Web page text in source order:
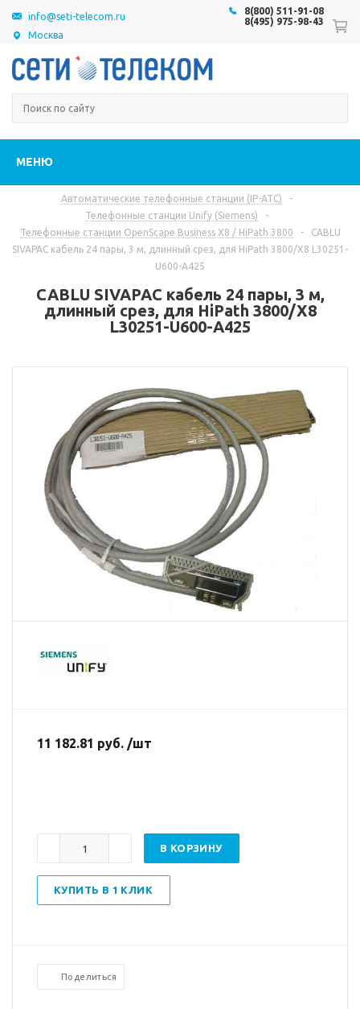
Москва
8(800) 511-91-08
8(495) 975-98-43
info@seti-telecom.ru
МЕНЮ
Автоматические телефонные станции (IP-АТС)
-
Телефонные станции Unify (Siemens)
-
Телефонные станции OpenScape Business X8 / HiPath 3800
-
CABLU
SIVAPAC кабель 24 пары, 3 м, длинный срез, для HiPath 3800/X8 L30251-
U600-A425
CABLU SIVAPAC кабель 24 пары, 3 м,
длинный срез, для HiPath 3800/X8
L30251-U600-A425
11 182.81 руб. /шт
В КОРЗИНУ
КУПИТЬ В 1 КЛИК
Поделиться